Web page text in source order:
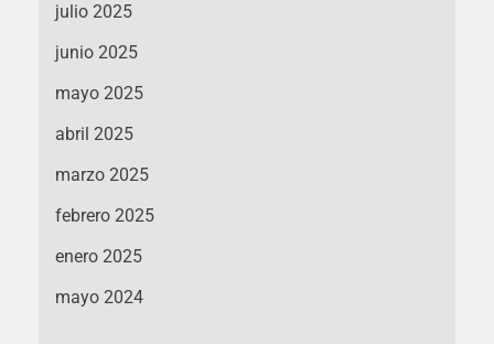
julio 2025
junio 2025
mayo 2025
abril 2025
marzo 2025
febrero 2025
enero 2025
mayo 2024